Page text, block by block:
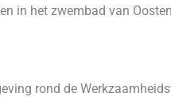
in het zwembad van
rond de